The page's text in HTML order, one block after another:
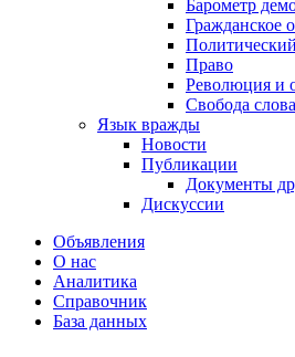
Барометр
Гражданское
Право
Революция и
Свобода слова
Язык вражды
Новости
Публикации
Документы
Дискуссии
Объявления
О нас
Аналитика
Справочник
База данных